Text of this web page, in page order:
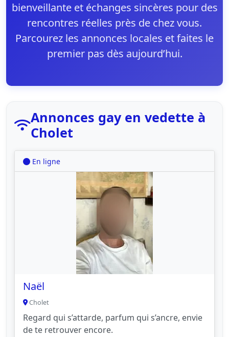
bienveillante et échanges sincères pour des
rencontres réelles près de chez vous.
Parcourez les annonces locales et faites le
premier pas dès aujourd’hui.
Annonces gay en vedette à
Cholet
En ligne
Naël
Cholet
Regard qui s’attarde, parfum qui s’ancre, envie
de te retrouver encore.